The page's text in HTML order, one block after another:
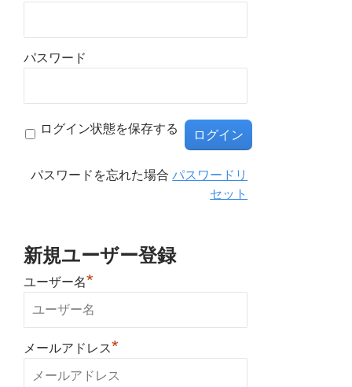
パスワード
ログイン状態を保存する
パスワードを忘れた場合パスワードリ
セット
新規ユーザー登録
ユーザー名*
メールアドレス*